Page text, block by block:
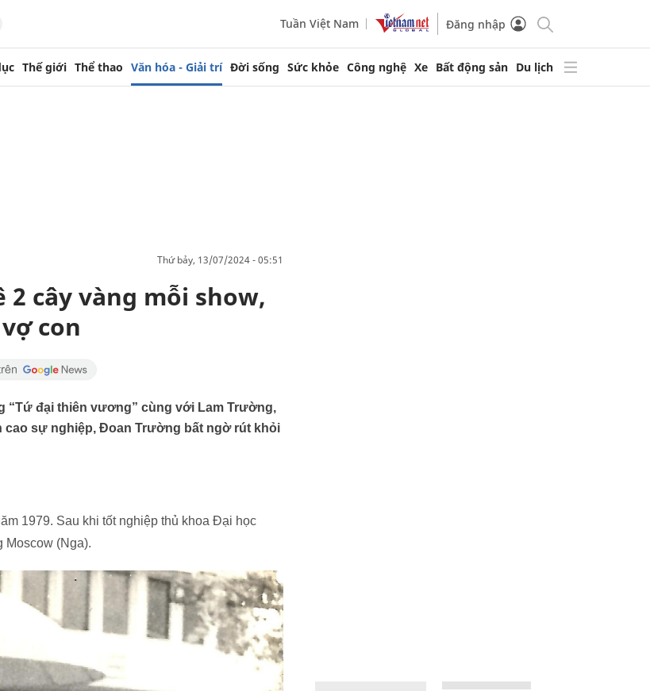
Tuần Việt Nam Đăng nhập
Thế giới Thể thao Văn hóa - Giải trí Đời sống Sức khỏe Công nghệ Xe Bất động sản Du lịch
thứ bảy, 13/07/2024 - 05:51
cây vàng mỗi show,
con
“Tứ đại thiên vương” cùng với Lam Trường,
sự nghiệp, Đoan Trường bất ngờ rút khỏi
1979. Sau khi tốt nghiệp thủ khoa Đại học
Moscow (Nga).